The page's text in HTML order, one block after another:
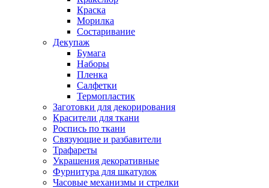
Краска
Морилка
Состаривание
Декупаж
Бумага
Наборы
Пленка
Салфетки
Термопластик
Заготовки для декорирования
Красители для ткани
Роспись по ткани
Связующие и разбавители
Трафареты
Украшения декоративные
Фурнитура для шкатулок
Часовые механизмы и стрелки